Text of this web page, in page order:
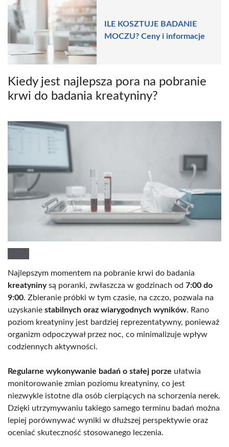
ILE KOSZTUJE BADANIE
MOCZU? Ceny i informacje
Kiedy jest najlepsza pora na pobranie
krwi do badania kreatyniny?
Najlepszym momentem na pobranie krwi do badania
kreatyninysą poranki, zwłaszcza w godzinach od 7:00 do
9:00. Zbieranie próbki w tym czasie, na czczo, pozwala na
uzyskanie stabilnych oraz wiarygodnych wyników. Rano
poziom kreatyniny jest bardziej reprezentatywny, ponieważ
organizm odpoczywał przez noc, co minimalizuje wpływ
codziennych aktywności.
Regularne wykonywanie badań o stałej porze ułatwia
monitorowanie zmian poziomu kreatyniny, co jest
niezwykle istotne dla osób cierpiących na schorzenia nerek.
Dzięki utrzymywaniu takiego samego terminu badań można
lepiej porównywać wyniki w dłuższej perspektywie oraz
oceniać skuteczność stosowanego leczenia.